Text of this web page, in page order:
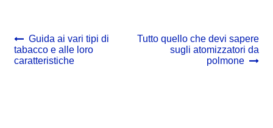
Navigazione
articoli
Previous
post:
Guida ai vari tipi di
tabacco e alle loro
caratteristiche
Next
Tutto quello che devi sapere
sugli atomizzatori da
polmone